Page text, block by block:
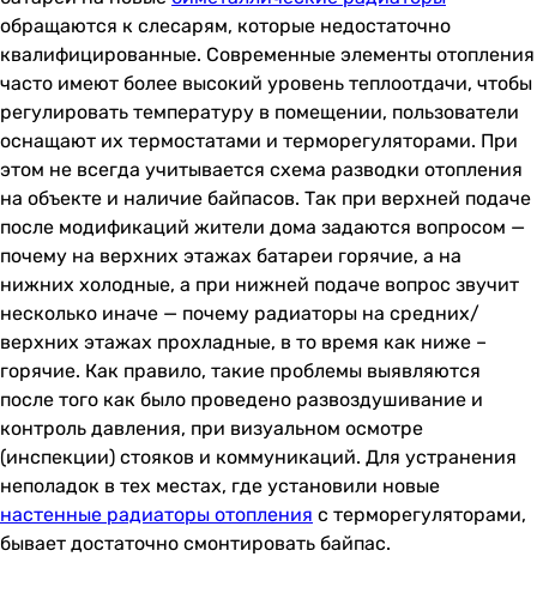
обращаются к слесарям, которые недостаточно
квалифицированные. Современные элементы отопления
часто имеют более высокий уровень теплоотдачи, чтобы
регулировать температуру в помещении, пользователи
оснащают их термостатами и терморегуляторами. При
этом не всегда учитывается схема разводки отопления
на объекте и наличие байпасов. Так при верхней подаче
после модификаций жители дома задаются вопросом —
почему на верхних этажах батареи горячие, а на
нижних холодные, а при нижней подаче вопрос звучит
несколько иначе — почему радиаторы на средних/
верхних этажах прохладные, в то время как ниже –
горячие. Как правило, такие проблемы выявляются
после того как было проведено развоздушивание и
контроль давления, при визуальном осмотре
(инспекции) стояков и коммуникаций. Для устранения
неполадок в тех местах, где установили новые
настенные радиаторы отопления с терморегуляторами,
бывает достаточно смонтировать байпас.